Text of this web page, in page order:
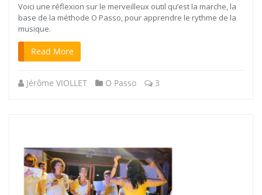
Voici une réflexion sur le merveilleux outil qu’est la marche, la
base de la méthode O Passo, pour apprendre le rythme de la
musique.
Read More
Jérôme VIOLLET O Passo 3